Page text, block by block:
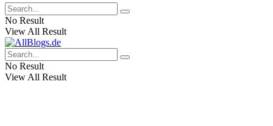
No Result
View All Result
No Result
View All Result